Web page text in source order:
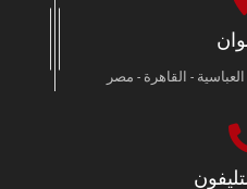
- القاهرة - مصر